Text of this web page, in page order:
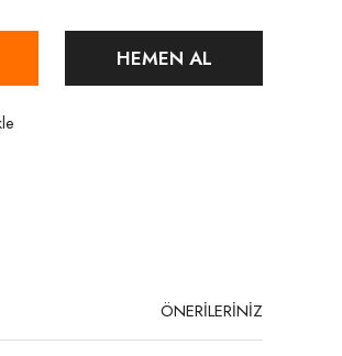
HEMEN AL
ÖNERİLERİNİZ